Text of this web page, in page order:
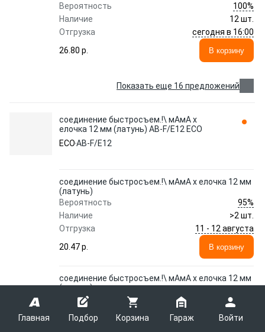
Главная Подбор Корзина Гараж Войти
Вероятность
100%
Наличие
12 шт.
Отгрузка
сегодня в 16:00
26.80 p.
В корзину
Показать еще 16 предложений
соединение быстросъем.!\ мАмА х
елочка 12 мм (латунь) AB-F/E12 ECO
ECOAB-F/E12
соединение быстросъем.!\ мАмА х елочка 12 мм
(латунь)
Вероятность
95%
Наличие
>2 шт.
Отгрузка
11 - 12 августа
20.47 p.
В корзину
соединение быстросъем.!\ мАмА х елочка 12 мм
(латунь)
Вероятность
Наличие
Отгрузка